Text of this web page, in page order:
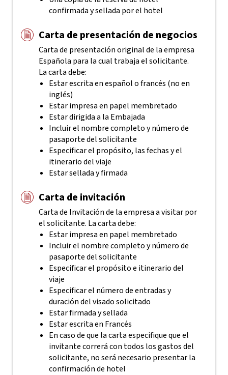
confirmada y sellada por el hotel
Carta de presentación de negocios
Carta de presentación original de la empresa
Española para la cual trabaja el solicitante.
La carta debe:
Estar escrita en español o francés (no en
inglés)
Estar impresa en papel membretado
Estar dirigida a la Embajada
Incluir el nombre completo y número de
pasaporte del solicitante
Especificar el propósito, las fechas y el
itinerario del viaje
Estar sellada y firmada
Carta de invitación
Carta de Invitación de la empresa a visitar por
el solicitante. La carta debe:
Estar impresa en papel membretado
Incluir el nombre completo y número de
pasaporte del solicitante
Especificar el propósito e itinerario del
viaje
Especificar el número de entradas y
duración del visado solicitado
Estar firmada y sellada
Estar escrita en Francés
En caso de que la carta especifique que el
invitante correrá con todos los gastos del
solicitante, no será necesario presentar la
confirmación de hotel